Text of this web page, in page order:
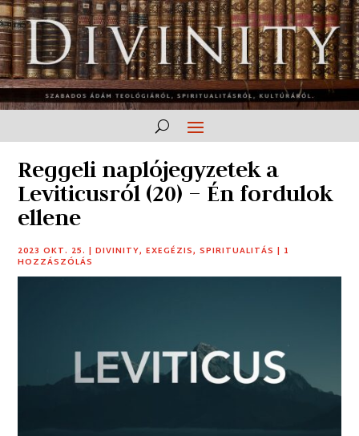
Reggeli naplójegyzetek a
Leviticusról (20) – Én fordulok
ellene
2023 OKT. 25. |DIVINITY,EXEGÉZIS,SPIRITUALITÁS | 1
HOZZÁSZÓLÁS